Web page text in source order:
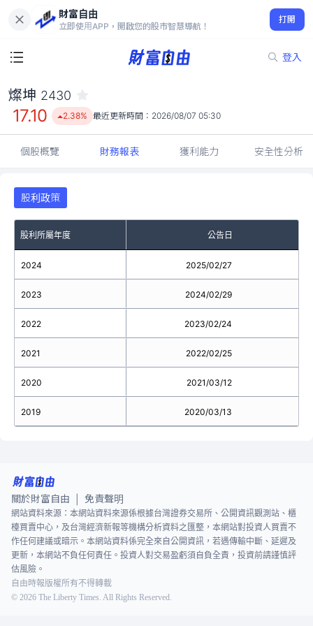
財富自由
立即使用APP，開啟您的股市智慧導航！
打開
登入
17.10
2.38%
燦坤 2430
17.10 2.38% 最近更新時間： 2026/08/07 05:30
個股概覽 財務報表 獲利能力 安全性分析
股利政策
股利所屬年度 公告日
2024
2023
2022
2021
2020
2019
2025/02/27
2024/02/29
2023/02/24
2022/02/25
2021/03/12
2020/03/13
關於財富自由 免責聲明
網站資料來源：本網站資料來源係根據台灣證券交易所、公開資訊觀測站、櫃
檯買賣中心，及台灣經濟新報等機構分析資料之匯整，本網站對投資人買賣不
作任何建議或暗示。本網站資料係完全來自公開資訊，若遇傳輸中斷、延遲及
更新，本網站不負任何責任。投資人對交易盈虧須自負全責，投資前請謹慎評
估風險。
自由時報版權所有不得轉載
© 2026 The Liberty Times. All Rights Reserved.